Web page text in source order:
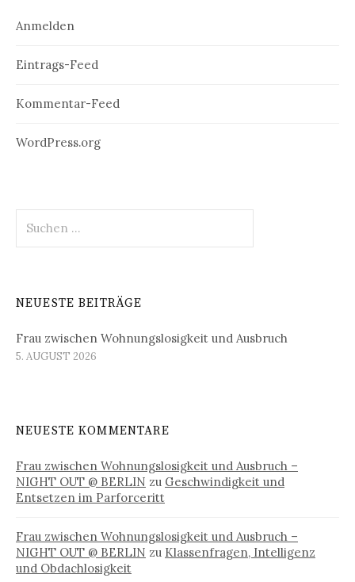
Anmelden
Eintrags-Feed
Kommentar-Feed
WordPress.org
nach:
NEUESTE BEITRÄGE
Frau zwischen Wohnungslosigkeit und Ausbruch
5. AUGUST 2026
NEUESTE KOMMENTARE
Frau zwischen Wohnungslosigkeit und Ausbruch –
NIGHT OUT @ BERLIN zu Geschwindigkeit und
Entsetzen im Parforceritt
Frau zwischen Wohnungslosigkeit und Ausbruch –
NIGHT OUT @ BERLIN zu Klassenfragen, Intelligenz
und Obdachlosigkeit